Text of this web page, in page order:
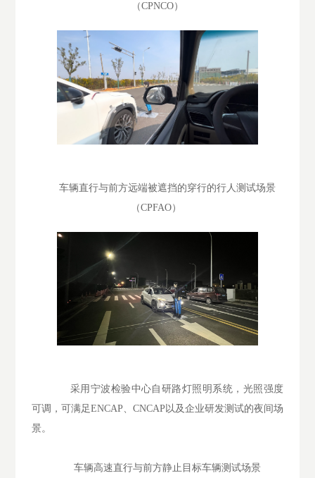
（CPNCO）
车辆直行与前方远端被遮挡的穿行的行人测试场景
（CPFAO）
采用宁波检验中心自研路灯照明系统，光照强度
可调，可满足ENCAP、CNCAP以及企业研发测试的夜间场
景。
车辆高速直行与前方静止目标车辆测试场景